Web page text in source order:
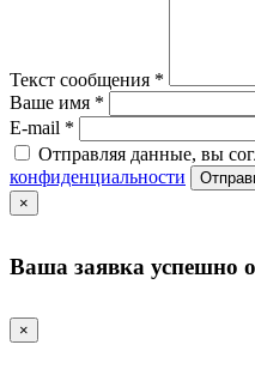
Текст сообщения *
Ваше имя *
E-mail *
Отправляя данные, вы
конфиденциальности
×
Ваша заявка успешно
×